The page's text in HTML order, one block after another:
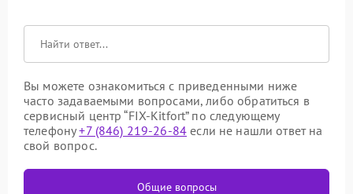
Вы можете ознакомиться с приведенными ниже
часто задаваемыми вопросами, либо обратиться в
сервисный центр “FIX-Kitfort” по следующему
телефону+7 (846) 219-26-84 если не нашли ответ на
свой вопрос.
Общие вопросы